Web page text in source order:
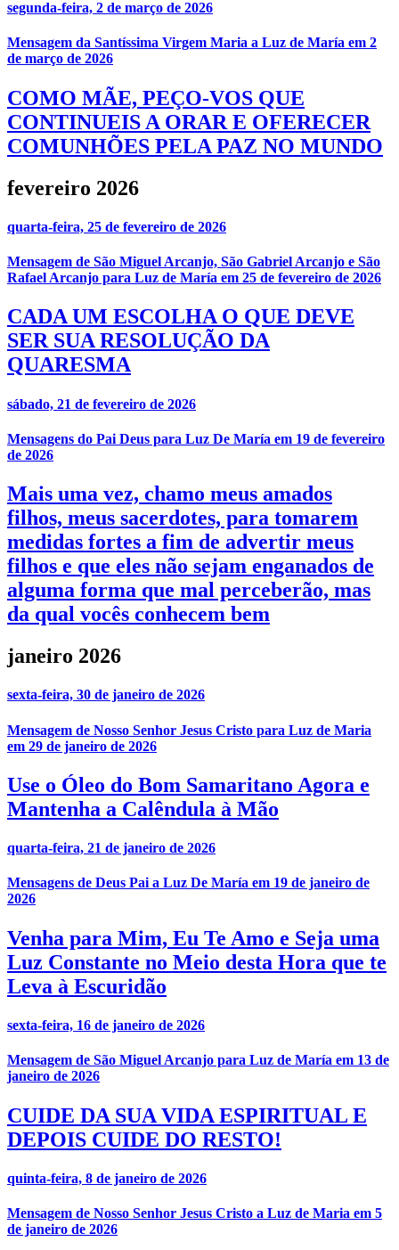
segunda-feira, 2 de março de 2026
Mensagem da Santíssima Virgem Maria a Luz de María em 2
de março de 2026
COMO MÃE, PEÇO-VOS QUE
CONTINUEIS A ORAR E OFERECER
COMUNHÕES PELA PAZ NO MUNDO
fevereiro 2026
quarta-feira, 25 de fevereiro de 2026
Mensagem de São Miguel Arcanjo, São Gabriel Arcanjo e São
Rafael Arcanjo para Luz de María em 25 de fevereiro de 2026
CADA UM ESCOLHA O QUE DEVE
SER SUA RESOLUÇÃO DA
QUARESMA
sábado, 21 de fevereiro de 2026
Mensagens do Pai Deus para Luz De María em 19 de fevereiro
de 2026
Mais uma vez, chamo meus amados
filhos, meus sacerdotes, para tomarem
medidas fortes a fim de advertir meus
filhos e que eles não sejam enganados de
alguma forma que mal perceberão, mas
da qual vocês conhecem bem
janeiro 2026
sexta-feira, 30 de janeiro de 2026
Mensagem de Nosso Senhor Jesus Cristo para Luz de Maria
em 29 de janeiro de 2026
Use o Óleo do Bom Samaritano Agora e
Mantenha a Calêndula à Mão
quarta-feira, 21 de janeiro de 2026
Mensagens de Deus Pai a Luz De María em 19 de janeiro de
2026
Venha para Mim, Eu Te Amo e Seja uma
Luz Constante no Meio desta Hora que te
Leva à Escuridão
sexta-feira, 16 de janeiro de 2026
Mensagem de São Miguel Arcanjo para Luz de María em 13 de
janeiro de 2026
CUIDE DA SUA VIDA ESPIRITUAL E
DEPOIS CUIDE DO RESTO!
quinta-feira, 8 de janeiro de 2026
Mensagem de Nosso Senhor Jesus Cristo a Luz de Maria em 5
de janeiro de 2026